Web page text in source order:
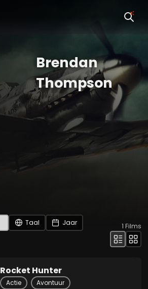
Brendan
Thompson
Taal
Jaar
1 Films
Rocket Hunter
Actie
Avontuur